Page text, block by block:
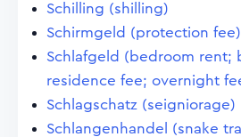
Schilling (shilling)
Schirmgeld (protection fee)
Schlafgeld (bedroom rent;
residence fee; overnight
Schlagschatz (seigniorage)
Schlangenhandel (snake